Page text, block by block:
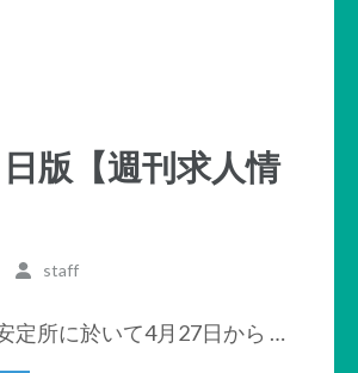
版【週刊求人情
staff
定所に於いて4月27日から …